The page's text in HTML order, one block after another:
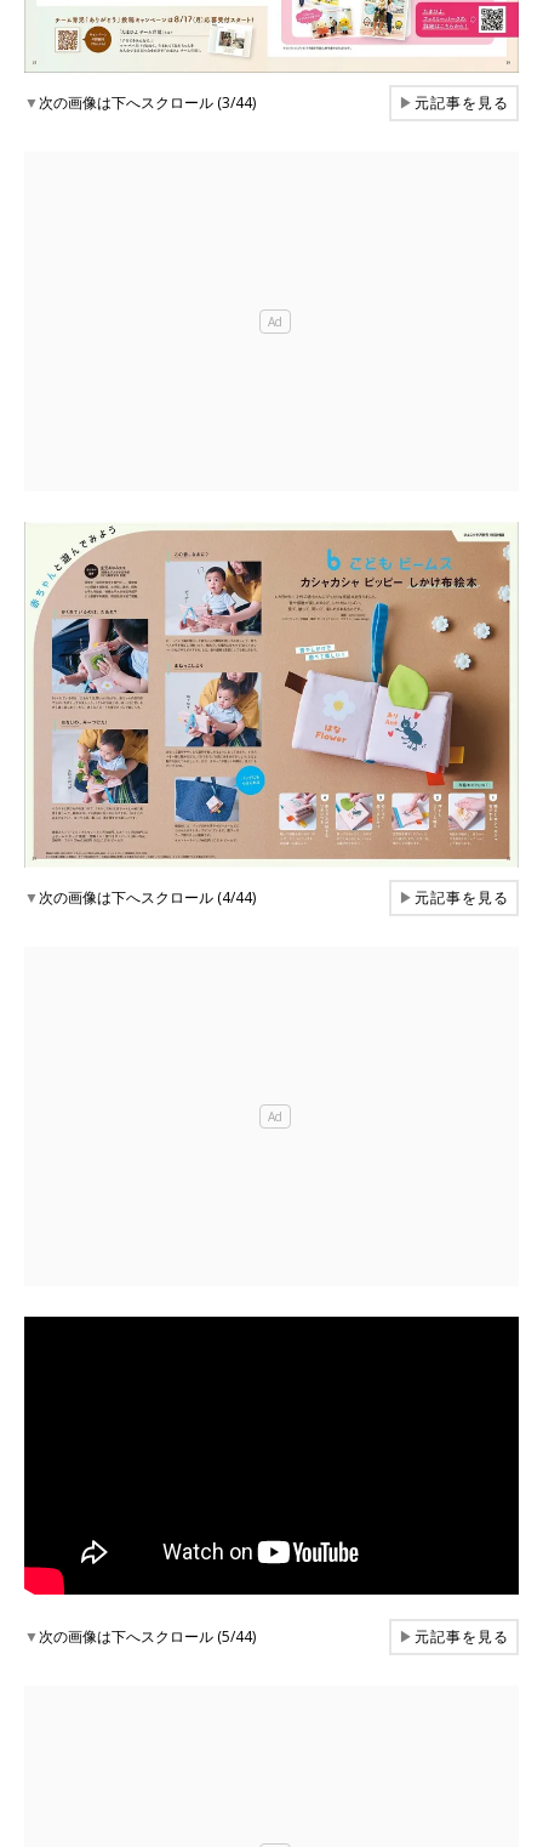
▼次の画像は下へスクロール (3/44) ▶元記事を見る
▼次の画像は下へスクロール (4/44) ▶元記事を見る
▼次の画像は下へスクロール (5/44) ▶元記事を見る